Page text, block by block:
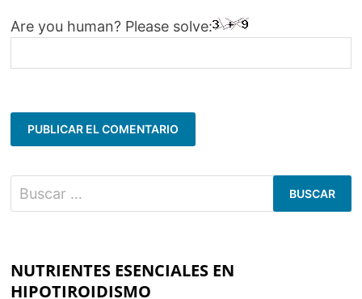
Are you human? Please solve:
Buscar:
NUTRIENTES ESENCIALES EN
HIPOTIROIDISMO